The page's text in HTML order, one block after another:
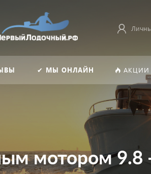
✔ МЫ ОНЛАЙН АКЦИИ
мотором 9.8